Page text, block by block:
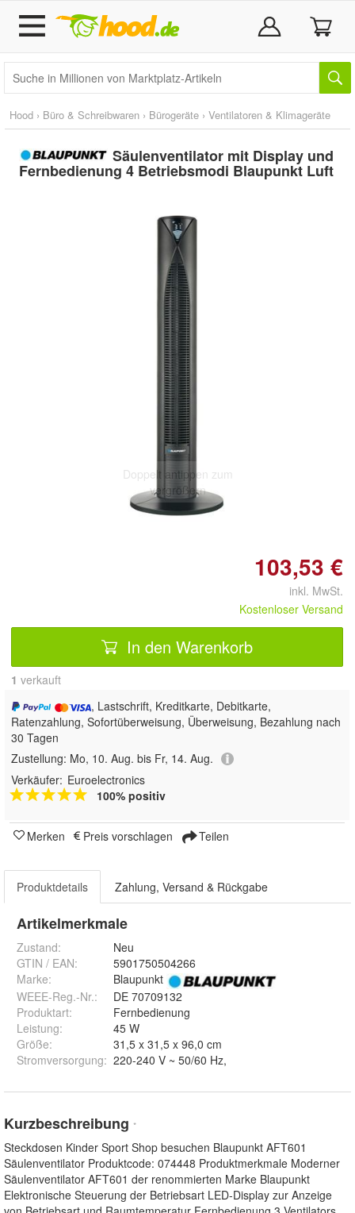
Hood › Büro & Schreibwaren › Bürogeräte › Ventilatoren & Klimageräte
Säulenventilator mit Display und
Fernbedienung 4 Betriebsmodi Blaupunkt Luft
Doppelt antippen zum
vergrößern
103,53 €
inkl. MwSt.
Kostenloser Versand
In den Warenkorb
1 verkauft
, Lastschrift, Kreditkarte, Debitkarte,
Ratenzahlung, Sofortüberweisung, Überweisung, Bezahlung nach
30 Tagen
Zustellung: Mo, 10. Aug. bis Fr, 14. Aug.
Verkäufer: Euroelectronics
100% positiv
Merken Preis vorschlagen Teilen
Produktdetails Zahlung, Versand & Rückgabe
Artikelmerkmale
Zustand:
Neu
GTIN / EAN:
5901750504266
Marke:
Blaupunkt
WEEE-Reg.-Nr.:
DE 70709132
Produktart:
Fernbedienung
Leistung:
45 W
Größe:
31,5 x 31,5 x 96,0 cm
Stromversorgung: 220-240 V ~ 50/60 Hz,
Kurzbeschreibung *
Steckdosen Kinder Sport Shop besuchen Blaupunkt AFT601
Säulenventilator Produktcode: 074448 Produktmerkmale Moderner
Säulenventilator AFT601 der renommierten Marke Blaupunkt
Elektronische Steuerung der Betriebsart LED-Display zur Anzeige